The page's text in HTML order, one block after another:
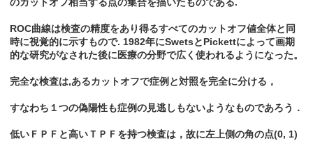
ROC曲線は検査の精度をあり得るすべてのカットオフ値全体と同
時に視覚的に示すもので. 1982年にSwetsとPickettによって画期
的な研究がなされた後に医療の分野で広く使われるようになった。
完全な検査は,あるカットオフで症例と対照を完全に分ける，
すなわち１つの偽陽性も症例の見逃しもないようなものであろう．
低いＦＰＦと高いＴＰＦを持つ検査は，故に左上側の角の点(0, 1)